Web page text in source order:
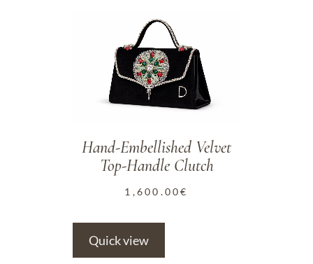
Hand-Embellished Velvet
Top-Handle Clutch
1,600.00€
Quick view